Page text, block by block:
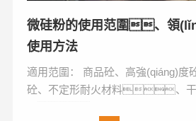
微硅粉的使用范圍、領
使用方法
適用范圍： 商品砼、高強(qiáng)度砼、自流平
砼、不定形耐火材料、干